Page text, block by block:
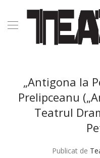
„Antigona la
Prelipceanu
Teatrul
Publicat de